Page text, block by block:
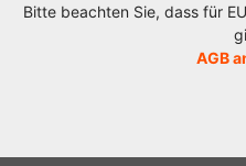
Bitte beachten Sie, dass für
AGB